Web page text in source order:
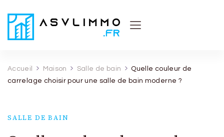
Accueil Maison Salle de bain
Quelle couleur de
carrelage choisir pour une salle de bain moderne ?
SALLE DE BAIN